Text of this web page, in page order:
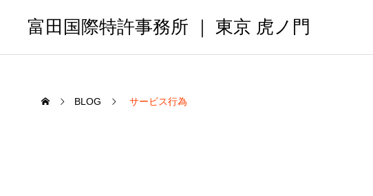
富田国際特許事務所 ｜ 東京 虎ノ門
BLOG サービス行為